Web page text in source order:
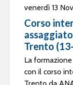
venerdì 13
Corso
Trento
La
con il corso